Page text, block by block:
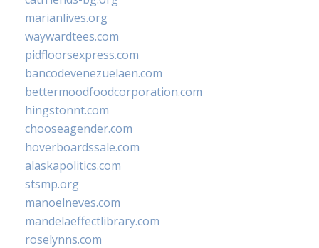
marianlives.org
waywardtees.com
pidfloorsexpress.com
bancodevenezuelaen.com
bettermoodfoodcorporation.com
hingstonnt.com
chooseagender.com
hoverboardssale.com
alaskapolitics.com
stsmp.org
manoelneves.com
mandelaeffectlibrary.com
roselynns.com